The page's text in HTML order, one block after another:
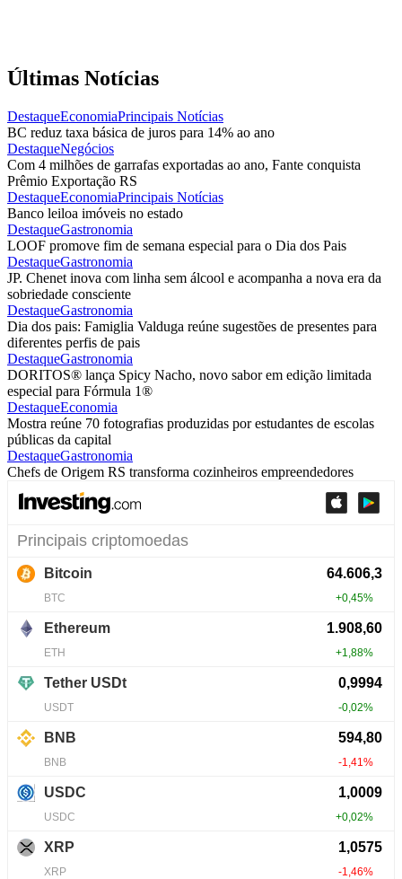
Últimas Notícias
DestaqueEconomiaPrincipais Notícias
BC reduz taxa básica de juros para 14% ao ano
DestaqueNegócios
Com 4 milhões de garrafas exportadas ao ano, Fante conquista
Prêmio Exportação RS
DestaqueEconomiaPrincipais Notícias
Banco leiloa imóveis no estado
DestaqueGastronomia
LOOF promove fim de semana especial para o Dia dos Pais
DestaqueGastronomia
JP. Chenet inova com linha sem álcool e acompanha a nova era da
sobriedade consciente
DestaqueGastronomia
Dia dos pais: Famiglia Valduga reúne sugestões de presentes para
diferentes perfis de pais
DestaqueGastronomia
DORITOS® lança Spicy Nacho, novo sabor em edição limitada
especial para Fórmula 1®
DestaqueEconomia
Mostra reúne 70 fotografias produzidas por estudantes de escolas
públicas da capital
DestaqueGastronomia
Chefs de Origem RS transforma cozinheiros empreendedores